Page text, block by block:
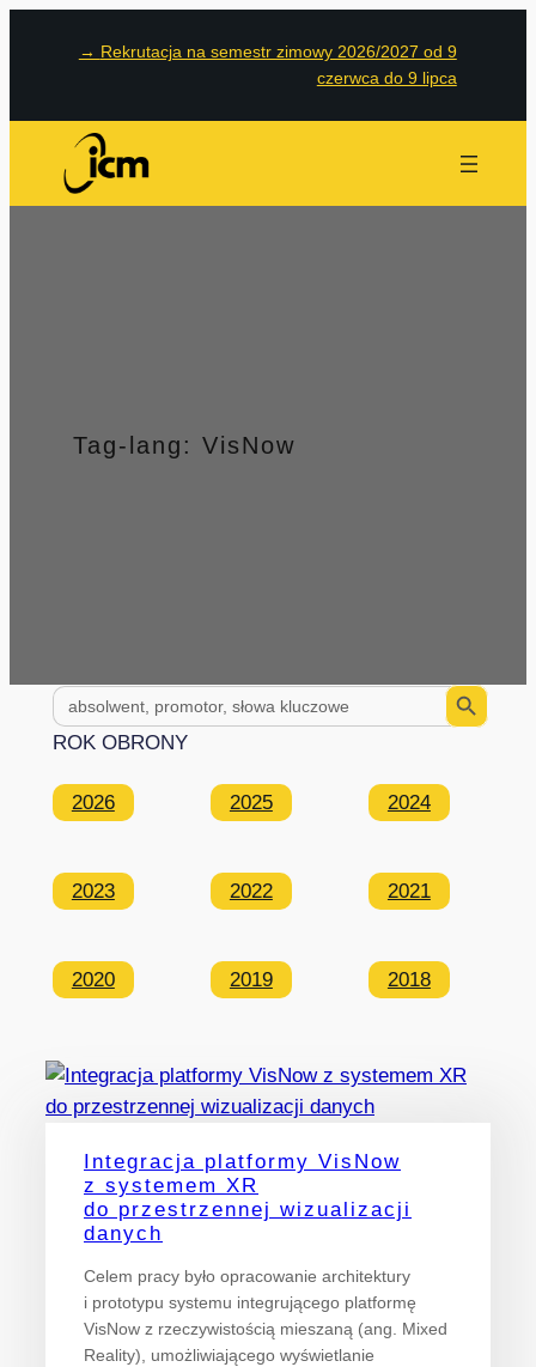
→ Rekrutacja na semestr zimowy 2026/2027 od 9
czerwca do 9 lipca
Tag-lang: VisNow
Search
for:
Search Button
ROK OBRONY
2026 2025 2024
2023 2022 2021
2020 2019 2018
Integracja platformy VisNow
z systemem XR
do przestrzennej wizualizacji
danych
Celem pracy było opracowanie architektury
i prototypu systemu integrującego platformę
VisNow z rzeczywistością mieszaną (ang. Mixed
Reality), umożliwiającego wyświetlanie